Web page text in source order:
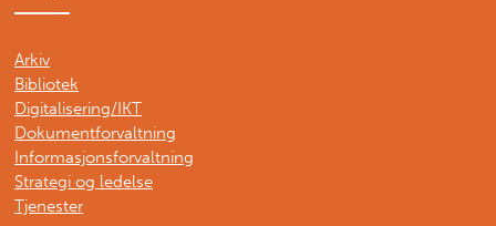
Arkiv
Bibliotek
Digitalisering/IKT
Dokumentforvaltning
Informasjonsforvaltning
Strategi og ledelse
Tjenester